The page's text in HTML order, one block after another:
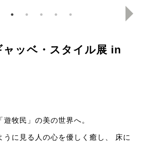
ッベ・スタイル展 in
牧民」の美の世界へ。
うに見る人の心を優しく癒し、 床に